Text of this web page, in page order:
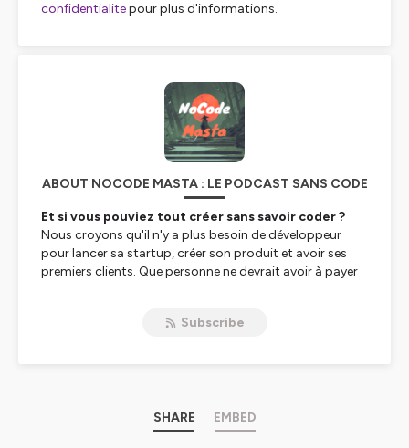
confidentialitepour plus d'informations.
ABOUT NOCODE MASTA : LE PODCAST SANS CODE
Et si vous pouviez tout créer sans savoir coder ?
Nous croyons qu'il n'y a plus besoin de développeur
pour lancer sa startup, créer son produit et avoir ses
premiers clients. Que personne ne devrait avoir à payer
pensons que les outils et l'automatisation peuvent
« À mesure que créer sur internet devient plus
accessible, de plus en plus de gens deviennent des
Subscribe
SHARE EMBED